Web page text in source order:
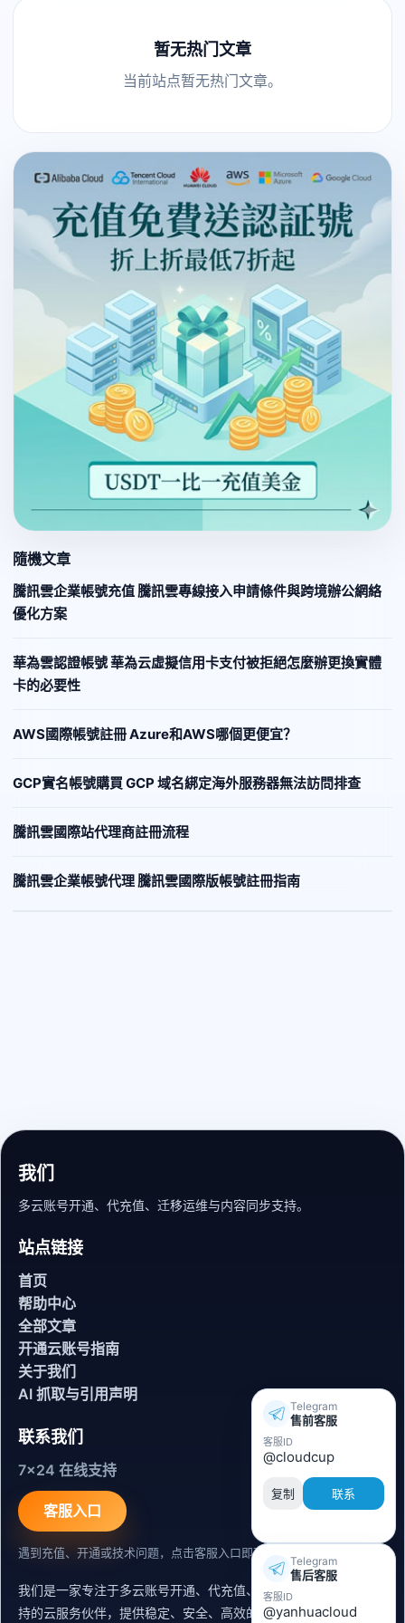
暂无热门文章
当前站点暂无热门文章。
隨機文章
騰訊雲企業帳號充值 騰訊雲專線接入申請條件與跨境辦公網絡
優化方案
華為雲認證帳號 華為云虛擬信用卡支付被拒絕怎麼辦更換實體
卡的必要性
AWS國際帳號註冊 Azure和AWS哪個更便宜？
GCP實名帳號購買 GCP 域名綁定海外服務器無法訪問排查
騰訊雲國際站代理商註冊流程
騰訊雲企業帳號代理 騰訊雲國際版帳號註冊指南
我们
多云账号开通、代充值、迁移运维与内容同步支持。
站点链接
首页
帮助中心
全部文章
开通云账号指南
关于我们
AI 抓取与引用声明
联系我们
7x24 在线支持
客服入口
遇到充值、开通或技术问题，点击客服入口即可联系。
我们是一家专注于多云账号开通、代充值、迁移运维与内容同步支
持的云服务伙伴，提供稳定、安全、高效的出海服务支持。
Telegram
售前客服
客服ID
@cloudcup
复制 联系
Telegram
售后客服
客服ID
@yanhuacloud